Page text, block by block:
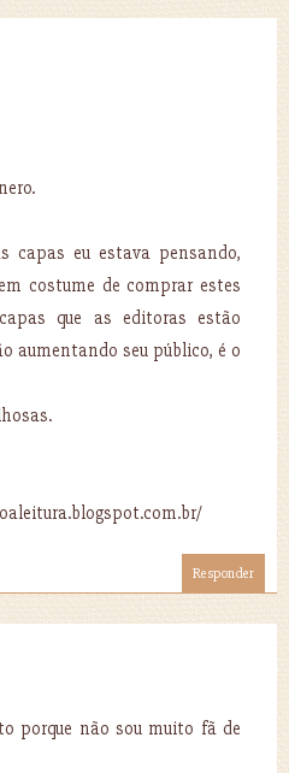
capas eu estava pensando,
costume de comprar estes
que as editoras estão
aumentando seu público, é o
Responder
porque não sou muito fã de